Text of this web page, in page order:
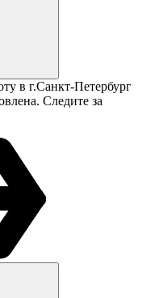
в г.Санкт-Петербург
Следите за